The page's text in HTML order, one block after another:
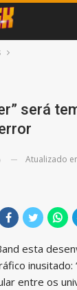
será
Atualizado
esta
inusitado:
entre os